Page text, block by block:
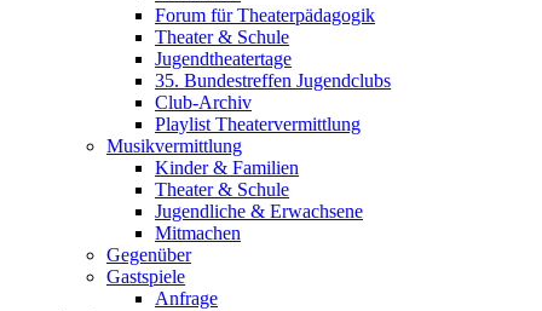
Forum für Theaterpädagogik
Theater & Schule
Jugendtheatertage
35. Bundestreffen Jugendclubs
Club-Archiv
Playlist Theatervermittlung
Musikvermittlung
Kinder & Familien
Theater & Schule
Jugendliche & Erwachsene
Mitmachen
Gegenüber
Gastspiele
Anfrage